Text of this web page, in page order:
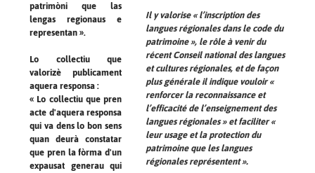
patrimòni que las
lengas regionaus e
representan ».
Lo collectiu que
valorizè publicament
aquera responsa :
« Lo collectiu que pren
acte d'aquera responsa
qui va dens lo bon sens
quan deurà constatar
que pren la fòrma d'un
expausat generau qui
Il y valorise « l’inscription des
langues régionales dans le code du
patrimoine », le rôle à venir du
récent Conseil national des langues
et cultures régionales, et de façon
plus générale il indique vouloir «
renforcer la reconnaissance et
l’efficacité de l’enseignement des
langues régionales » et faciliter «
leur usage et la protection du
patrimoine que les langues
régionales représentent ».